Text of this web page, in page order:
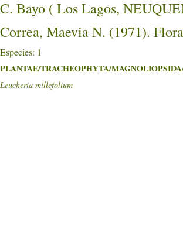
C. Bayo ( Los Lagos,
Correa, Maevia N. (1971).
Especies: 1
PLANTAE/TRACHEOPHYTA/
Leucheria millefolium